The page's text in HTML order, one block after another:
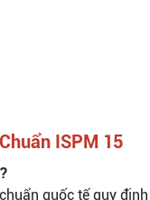
ISPM 15
quốc tế quy